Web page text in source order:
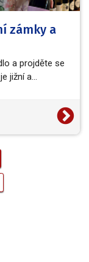
zámky a
a projděte se
jižní a…